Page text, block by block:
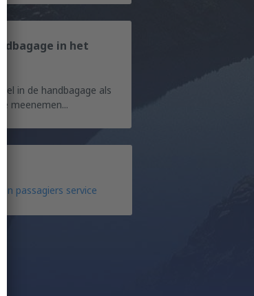
in het
in de handbagage als
meenemen...
en passagiers service